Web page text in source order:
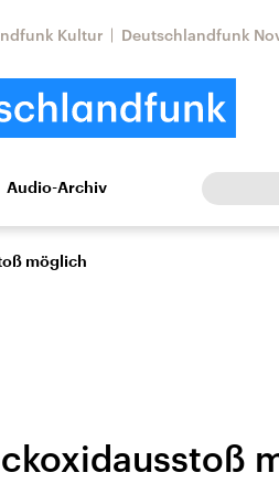
Kultur Deutschlandfunk
Kultur Europa
Iran
Audio-Archiv
möglich